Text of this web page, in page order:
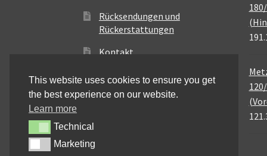
Rücksendungen und
Rückerstattungen
Kontakt
This website uses cookies to ensure you get
the best experience on our website.
Learn more
TechnicalTechnical
MarketingMarketing